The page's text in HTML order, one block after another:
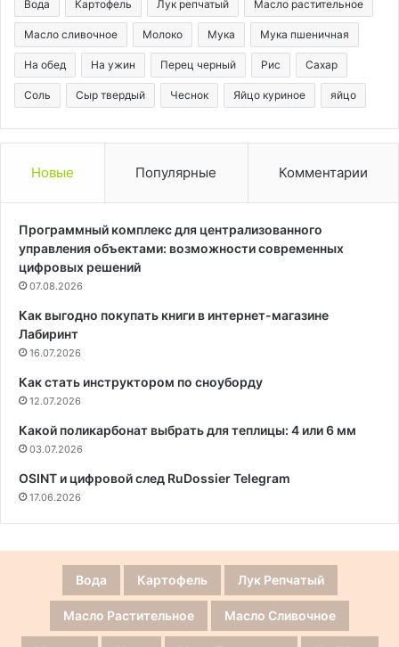
Вода Картофель Лук репчатый Масло растительное
Масло сливочное Молоко Мука Мука пшеничная
На обед На ужин Перец черный Рис Сахар
Соль Сыр твердый Чеснок Яйцо куриное яйцо
Новые Популярные Комментарии
Программный комплекс для централизованного
управления объектами: возможности современных
цифровых решений
07.08.2026
Как выгодно покупать книги в интернет-магазине
Лабиринт
16.07.2026
Как стать инструктором по сноуборду
12.07.2026
Какой поликарбонат выбрать для теплицы: 4 или 6 мм
03.07.2026
OSINT и цифровой след RuDossier Telegram
17.06.2026
Вода Картофель Лук Репчатый
Масло Растительное Масло Сливочное